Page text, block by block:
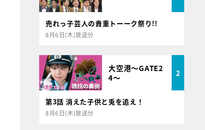
売れっ子芸人の貴重トーーク祭り!!
8月6日(木)放送分
大空港～GATE2
4～
2
第3話 消えた子供と兎を追え！
8月6日(木)放送分